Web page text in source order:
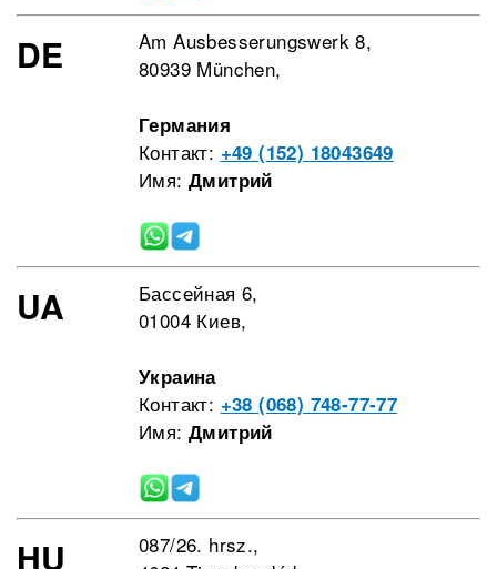
DE
Am Ausbesserungswerk 8,
80939 München,
Германия
Контакт: +49 (152) 18043649
Имя: Дмитрий
UA
Бассейная 6,
01004 Киев,
Украина
Контакт: +38 (068) 748-77-77
Имя: Дмитрий
HU
087/26. hrsz.,